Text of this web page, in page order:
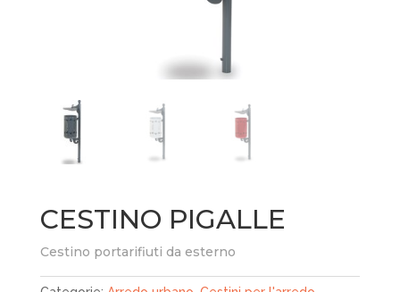
CESTINO PIGALLE
Cestino portarifiuti da esterno